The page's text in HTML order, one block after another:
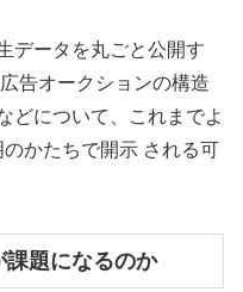
データを丸ごと公開す
告オークションの構造
どについて、これまでよ
かたちで開示 される可
題になるのか